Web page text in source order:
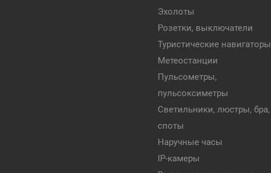
Эхолоты
Розетки, выключатели
Туристические навигаторы
Метеостанции
Пульсометры,
пульсоксиметры
Светильники, люстры, бра,
споты
Наручные часы
IP-камеры